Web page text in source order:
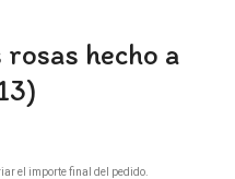
hecho a
el importe final del pedido.